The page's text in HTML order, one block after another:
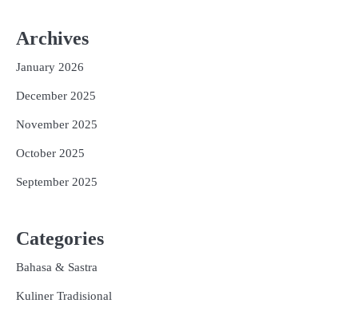
Archives
January 2026
December 2025
November 2025
October 2025
September 2025
Categories
Bahasa & Sastra
Kuliner Tradisional